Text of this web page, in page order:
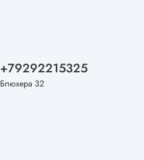
+79292215325
Блюхера 32